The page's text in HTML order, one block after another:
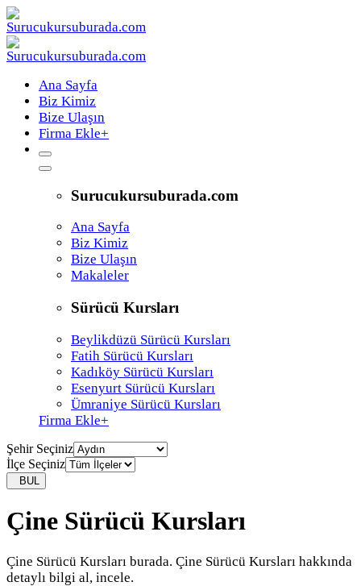
Ana Sayfa
Biz Kimiz
Bize Ulaşın
Firma Ekle+
Surucukursuburada.com
Ana Sayfa
Biz Kimiz
Bize Ulaşın
Makaleler
Sürücü Kursları
Beylikdüzü Sürücü Kursları
Fatih Sürücü Kursları
Kadıköy Sürücü Kursları
Esenyurt Sürücü Kursları
Ümraniye Sürücü Kursları
Firma Ekle+
Şehir Seçiniz
İlçe Seçiniz
BUL
Çine Sürücü Kursları
Çine Sürücü Kursları burada. Çine Sürücü Kursları hakkında
detaylı bilgi al, incele.